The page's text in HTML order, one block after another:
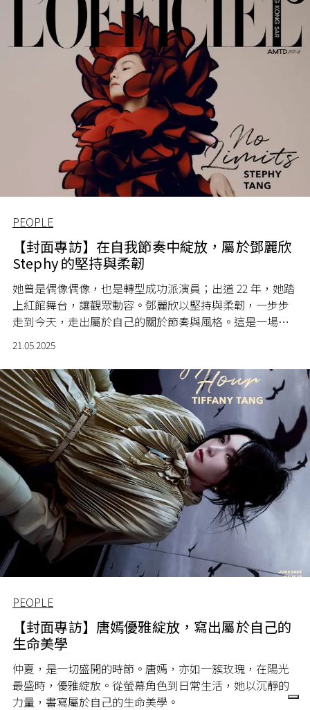
PEOPLE
【封面專訪】在自我節奏中綻放，屬於鄧麗欣
Stephy 的堅持與柔韌
她曾是偶像偶像，也是轉型成功派演員；出道 22 年，她踏
上紅館舞台，讓觀眾動容。鄧麗欣以堅持與柔韌，一步步
走到今天，走出屬於自己的關於節奏與風格。這是一場成
度的深刻接觸。
21.05.2025
PEOPLE
【封面專訪】唐嫣優雅綻放，寫出屬於自己的
生命美學
仲夏，是一切盛開的時節。唐嫣，亦如一簇玫瑰，在陽光
最盛時，優雅綻放。從螢幕角色到日常生活，她以沉靜的
力量，書寫屬於自己的生命美學。